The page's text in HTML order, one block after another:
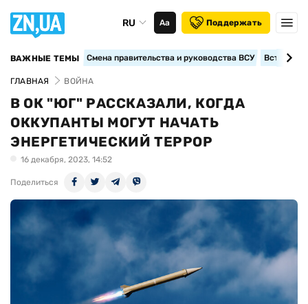
RU Аа Поддержать
ВАЖНЫЕ ТЕМЫ Смена правительства и руководства ВСУ
ГЛАВНАЯ ВОЙНА
В ОК "ЮГ" РАССКАЗАЛИ, КОГДА
ОККУПАНТЫ МОГУТ НАЧАТЬ
ЭНЕРГЕТИЧЕСКИЙ ТЕРРОР
16 декабря, 2023, 14:52
Поделиться